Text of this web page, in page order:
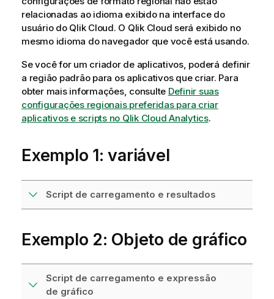
relacionadas ao idioma exibido na interface do
usuário do Qlik Cloud. O Qlik Cloud será exibido no
mesmo idioma do navegador que você está usando.
Se você for um criador de aplicativos, poderá definir
a região padrão para os aplicativos que criar. Para
obter mais informações, consulte Definir suas
configurações regionais preferidas para criar
aplicativos e scripts no Qlik Cloud Analytics.
Exemplo 1: variável
Script de carregamento e resultados
Exemplo 2: Objeto de gráfico
Script de carregamento e expressão
de gráfico